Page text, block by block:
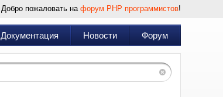
Добро пожаловать на форум PHP программистов!
Документация Новости Форум